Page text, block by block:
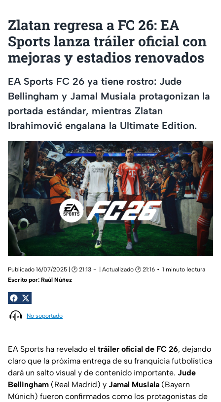
Zlatan regresa a FC 26: EA
Sports lanza tráiler oficial con
mejoras y estadios renovados
EA Sports FC 26 ya tiene rostro: Jude
Bellingham y Jamal Musiala protagonizan la
portada estándar, mientras Zlatan
Ibrahimović engalana la Ultimate Edition.
Publicado 16/07/2025 | 🕑 21:13 | Actualizado 🕑 21:16
1 minuto lectura
Escrito por: Raúl Núñez
No soportado
EA Sports ha revelado el tráiler oficial de FC 26, dejando
claro que la próxima entrega de su franquicia futbolística
dará un salto visual y de contenido importante. Jude
Bellingham (Real Madrid) y Jamal Musiala (Bayern
Múnich) fueron confirmados como los protagonistas de